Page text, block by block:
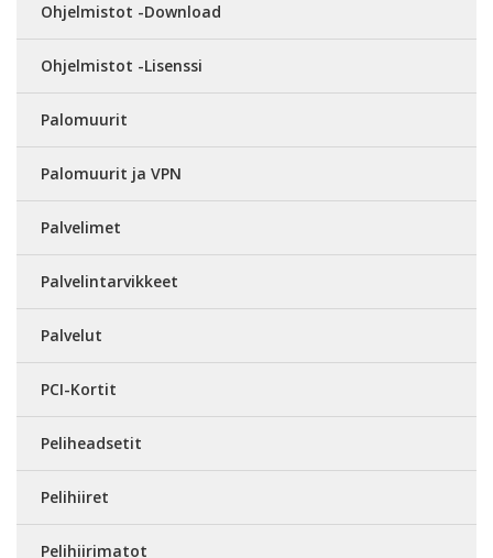
Ohjelmistot -Download
Ohjelmistot -Lisenssi
Palomuurit
Palomuurit ja VPN
Palvelimet
Palvelintarvikkeet
Palvelut
PCI-Kortit
Peliheadsetit
Pelihiiret
Pelihiirimatot